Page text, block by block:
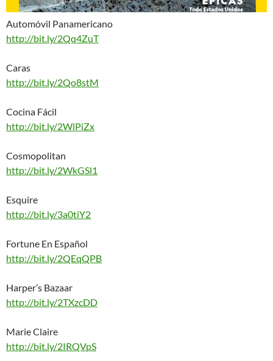
Automóvil Panamericano
http://bit.ly/2Qq4ZuT
Caras
http://bit.ly/2Qo8stM
Cocina Fácil
http://bit.ly/2WlPiZx
Cosmopolitan
http://bit.ly/2WkGSl1
Esquire
http://bit.ly/3a0tiY2
Fortune En Español
http://bit.ly/2QEqQPB
Harper’s Bazaar
http://bit.ly/2TXzcDD
Marie Claire
http://bit.ly/2IRQVpS